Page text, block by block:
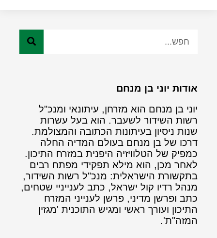
אודות יוני בן מנחם
יוני בן מנחם הוא מזרחן, עיתונאי ומנכ"ל
רשות השידור לשעבר. הוא בעל עשרות
שנות ניסיון בעיתונות הכתובה והמצולמת.
דרכו של בן מנחם בעולם המדיה החלה
כמפיק של הטלוויזיה היפנית במזרח התיכון.
לאחר מכן, הוא מילא תפקידי מפתח רבים
בתקשורת הישראלית: מנכ"ל רשות השידור,
מנהל רדיו קול ישראל, כתב לענייניי שטחים,
כתב ופרשן מדיני, פרשן לענייני המזרח
התיכון ועורך ראשי ומגיש התוכנית 'מגזין
המזה"ת'.